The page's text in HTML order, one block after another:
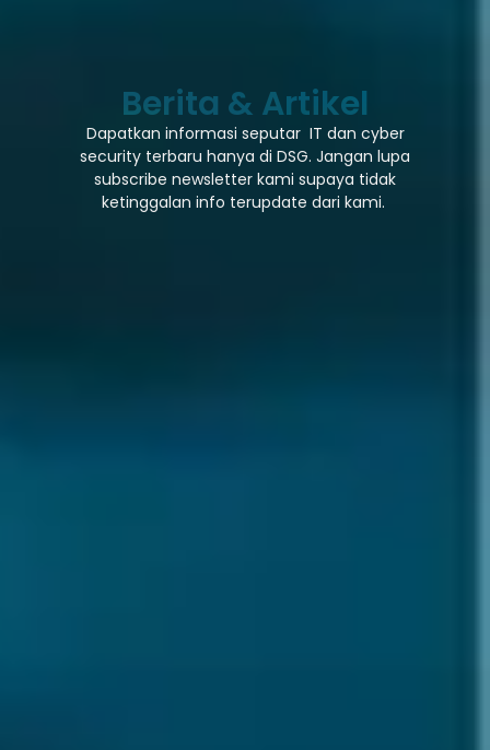
Berita & Artikel
Dapatkan informasi seputar IT dan cyber
security terbaru hanya di DSG. Jangan lupa
subscribe newsletter kami supaya tidak
ketinggalan info terupdate dari kami.